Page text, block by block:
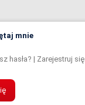
mnie
hasła? | Zarejestruj się